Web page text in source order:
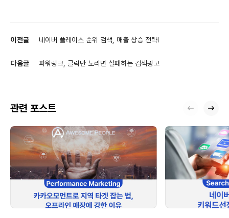
이전글 네이버 플레이스 순위 검색, 매출 상승 전략!
다음글 파워링크, 클릭만 노리면 실패하는 검색광고
관련 포스트